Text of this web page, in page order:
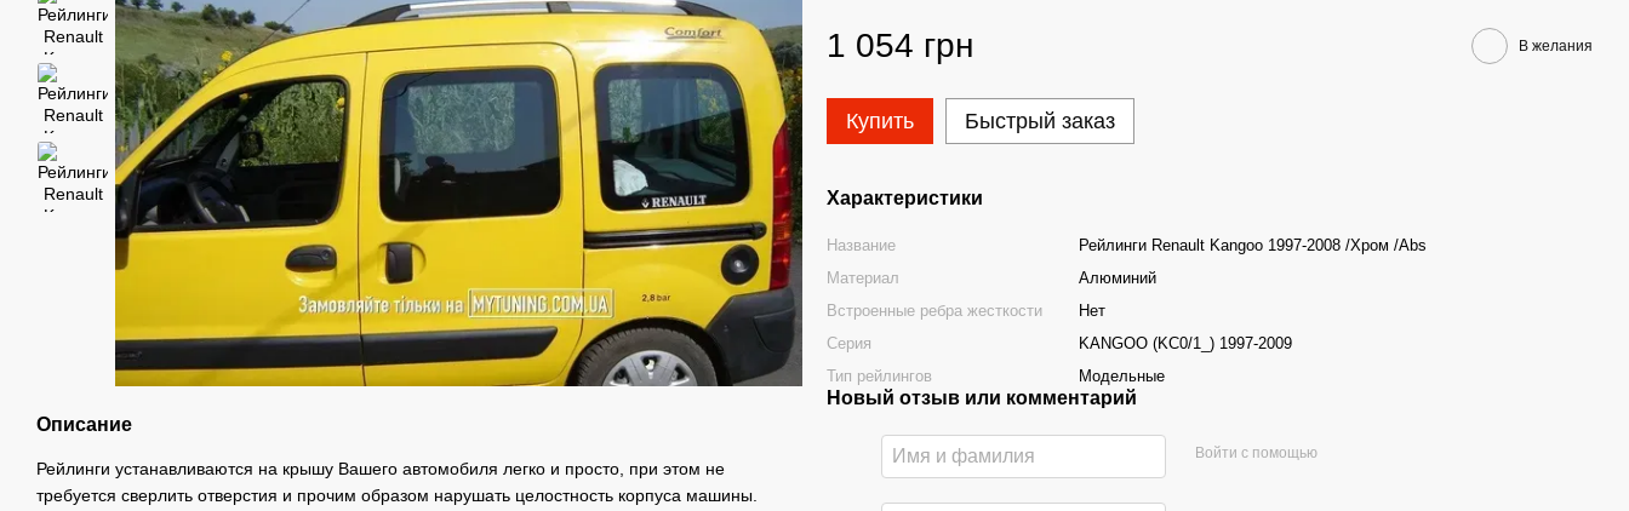
Описание
Рейлинги устанавливаются на крышу Вашего автомобиля легко и просто, при этом не
требуется сверлить отверстия и прочим образом нарушать целостность корпуса машины.
1 054 грн В желания
Купить Быстрый заказ
Характеристики
Название
Рейлинги Renault Kangoo 1997-2008 /Хром /Abs
Материал
Алюминий
Встроенные ребра жесткости
Нет
Серия
KANGOO (KC0/1_) 1997-2009
Тип рейлингов
Модельные
Новый отзыв или комментарий
Войти с помощью